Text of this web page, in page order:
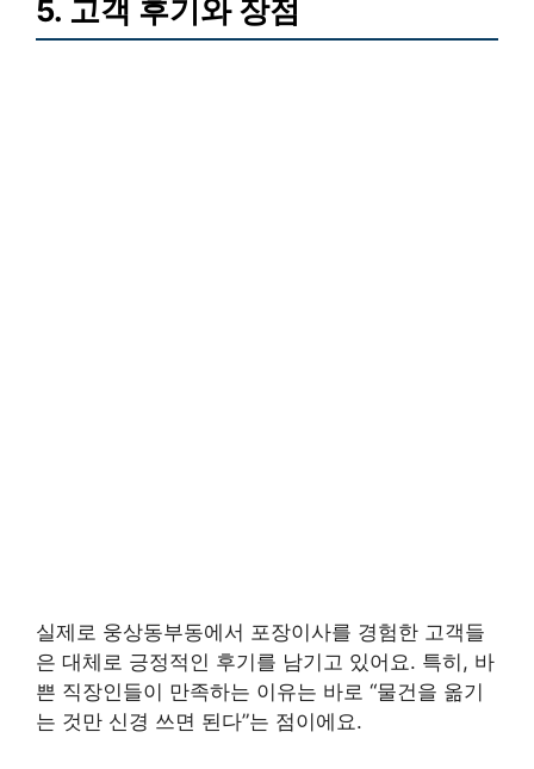
5. 고객 후기와 장점
실제로 웅상동부동에서 포장이사를 경험한 고객들
은 대체로 긍정적인 후기를 남기고 있어요. 특히, 바
쁜 직장인들이 만족하는 이유는 바로 “물건을 옮기
는 것만 신경 쓰면 된다”는 점이에요.